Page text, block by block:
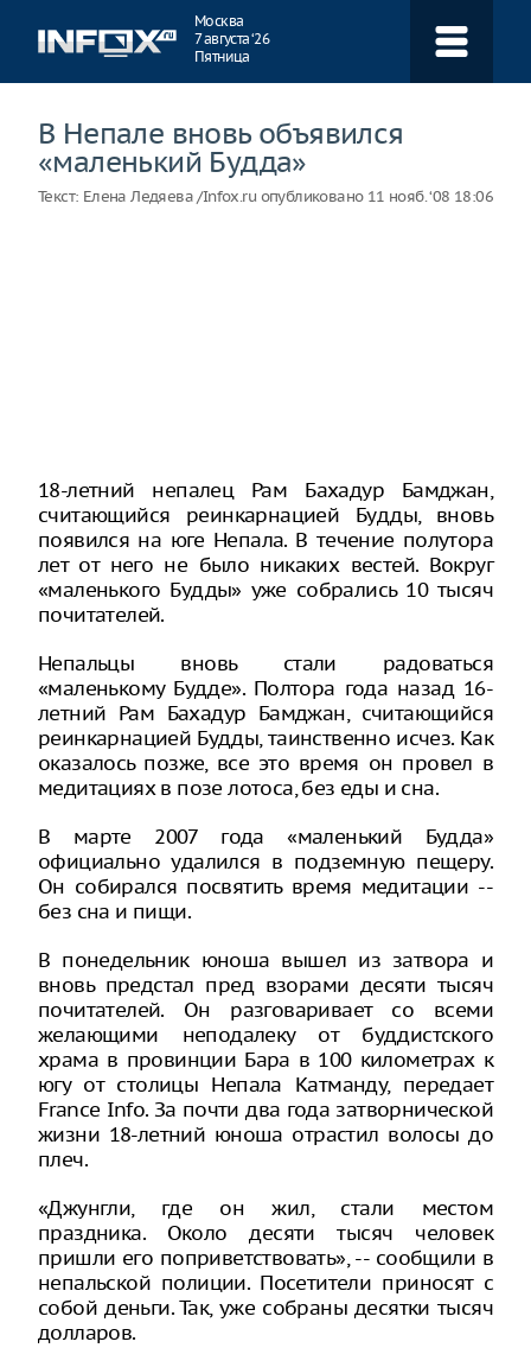
Москва
7 августа ‘26
Пятница
В Непале вновь объявился
«маленький Будда»
Текст: Елена Ледяева /Infox.ru опубликовано 11 нояб. ‘08 18:06
18-летний непалец Рам Бахадур Бамджан,
считающийся реинкарнацией Будды, вновь
появился на юге Непала. В течение полутора
лет от него не было никаких вестей. Вокруг
«маленького Будды» уже собрались 10 тысяч
почитателей.
Непальцы вновь стали радоваться
«маленькому Будде». Полтора года назад 16-
летний Рам Бахадур Бамджан, считающийся
реинкарнацией Будды, таинственно исчез. Как
оказалось позже, все это время он провел в
медитациях в позе лотоса, без еды и сна.
В марте 2007 года «маленький Будда»
официально удалился в подземную пещеру.
Он собирался посвятить время медитации --
без сна и пищи.
В понедельник юноша вышел из затвора и
вновь предстал пред взорами десяти тысяч
почитателей. Он разговаривает со всеми
желающими неподалеку от буддистского
храма в провинции Бара в 100 километрах к
югу от столицы Непала Катманду, передает
France Info. За почти два года затворнической
жизни 18-летний юноша отрастил волосы до
плеч.
«Джунгли, где он жил, стали местом
праздника. Около десяти тысяч человек
пришли его поприветствовать», -- сообщили в
непальской полиции. Посетители приносят с
собой деньги. Так, уже собраны десятки тысяч
долларов.